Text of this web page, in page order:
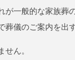
が一般的な家族葬
儀のご案内を出
せん。